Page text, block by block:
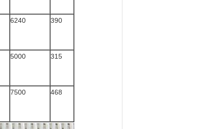
6240 390
5000 315
7500 468